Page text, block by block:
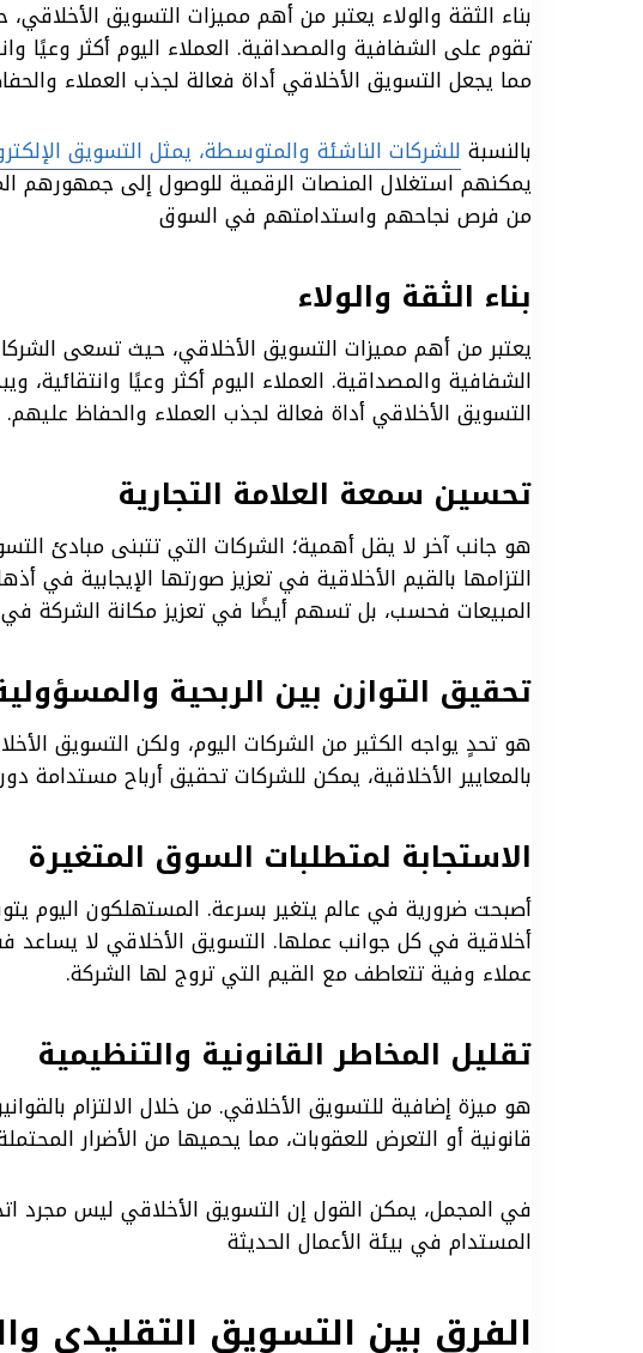
بناء الثقة والولاء يعتبر من أهم مميزات التسويق
تقوم على الشفافية والمصداقية. العملاء اليوم أكثر وعيًا
مما يجعل التسويق الأخلاقي أداة فعالة لجذب العملاء
بالنسبة للشركات الناشئة والمتوسطة، يمثل التسويق
يمكنهم استغلال المنصات الرقمية للوصول إلى جمهورهم
من فرص نجاحهم واستدامتهم في السوق
بناء الثقة والولاء
يعتبر من أهم مميزات التسويق الأخلاقي، حيث تسعى
الشفافية والمصداقية. العملاء اليوم أكثر وعيًا
التسويق الأخلاقي أداة فعالة لجذب العملاء والحفاظ عليهم.
تحسين سمعة العلامة التجارية
هو جانب آخر لا يقل أهمية؛ الشركات التي تتبنى مبادئ
التزامها بالقيم الأخلاقية في تعزيز صورتها الإيجابية
المبيعات فحسب، بل تسهم أيضًا في تعزيز مكانة الشركة
تحقيق التوازن بين الربحية
هو تحدٍ يواجه الكثير من الشركات اليوم، ولكن التسويق
بالمعايير الأخلاقية، يمكن للشركات تحقيق أرباح مستدامة
الاستجابة لمتطلبات السوق المتغيرة
أصبحت ضرورية في عالم يتغير بسرعة. المستهلكون اليوم
أخلاقية في كل جوانب عملها. التسويق الأخلاقي لا
عملاء وفية تتعاطف مع القيم التي تروج لها الشركة.
تقليل المخاطر القانونية والتنظيمية
هو ميزة إضافية للتسويق الأخلاقي. من خلال الالتزام
قانونية أو التعرض للعقوبات، مما يحميها من الأضرار
في المجمل، يمكن القول إن التسويق الأخلاقي ليس مجرد
المستدام في بيئة الأعمال الحديثة
الفرق بين التسويق التقليدي